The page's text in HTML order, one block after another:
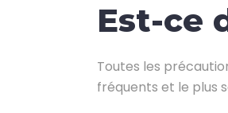
Est-ce
Toutes les
fréquents et le plus